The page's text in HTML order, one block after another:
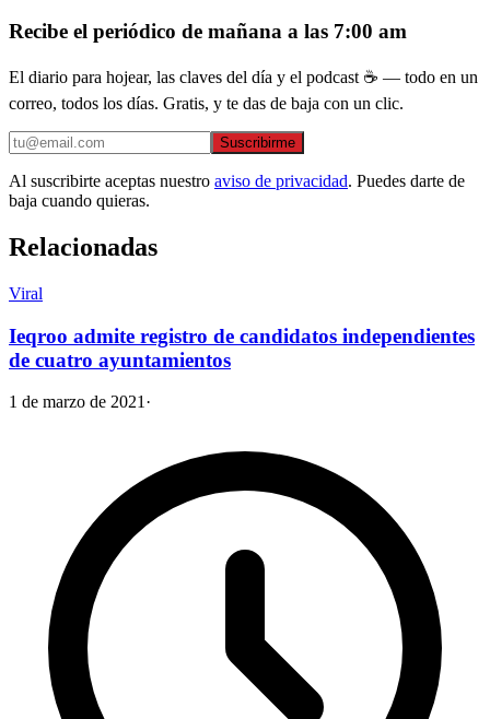
Recibe el periódico de mañana a las 7:00 am
El diario para hojear, las claves del día y el podcast ☕ — todo en un
correo, todos los días. Gratis, y te das de baja con un clic.
Suscribirme
Al suscribirte aceptas nuestro aviso de privacidad. Puedes darte de
baja cuando quieras.
Relacionadas
Viral
Ieqroo admite registro de candidatos independientes
de cuatro ayuntamientos
1 de marzo de 2021 ·